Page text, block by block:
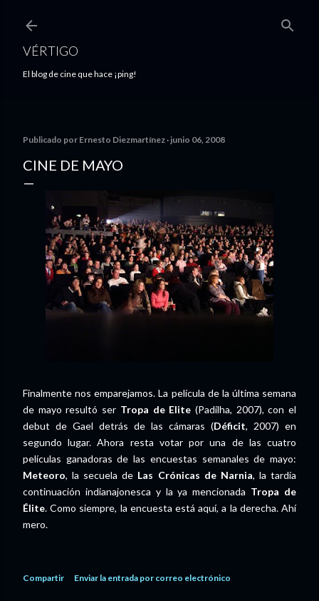
VÉRTIGO
El blog de cine que hace ¡ping!
Publicado por Ernesto Diezmartínez junio 06, 2008
CINE DE MAYO
Finalmente nos emparejamos. La película de la última semana
de mayo resultó ser Tropa de Elite (Padilha, 2007), con el
debut de Gael detrás de las cámaras (Déficit, 2007) en
segundo lugar. Ahora resta votar por una de las cuatro
películas ganadoras de las encuestas semanales de mayo:
Meteoro, la secuela de Las Crónicas de Narnia, la tardía
continuación indianajonesca y la ya mencionada Tropa de
Élite. Como siempre, la encuesta está aquí, a la derecha. Ahí
mero.
Compartir Enviar la entrada por correo electrónico